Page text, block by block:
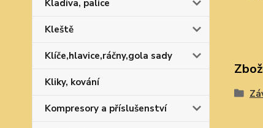
Kladiva, palice
Kleště
Klíče,hlavice,ráčny,gola sady
Kliky, kování
Kompresory a příslušenství